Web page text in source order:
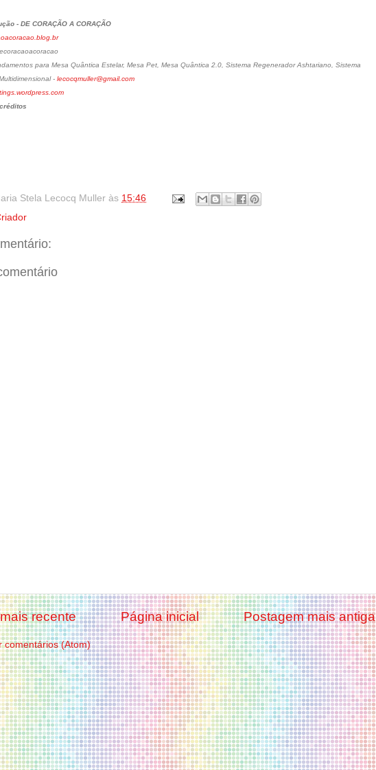
- DE CORAÇÃO A CORAÇÃO
para Mesa Quântica Estelar, Mesa Pet, Mesa Quântica 2.0, Sistema Regenerador Ashtariano, Sistema
- lecocqmuller@gmail.com
Stela Lecocq Muller às 15:46
recente Postagem mais antiga
Página inicial
comentários (Atom)